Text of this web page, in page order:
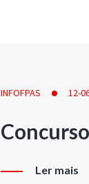
INFOFPAS 12-
Ler mais